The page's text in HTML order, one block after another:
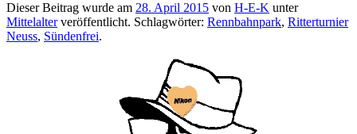
Dieser Beitrag wurde am 28. April 2015 von H-E-K unter
Mittelalterveröffentlicht. Schlagwörter: Rennbahnpark, Ritterturnier
Neuss, Sündenfrei.